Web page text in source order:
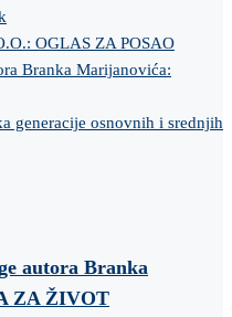
OGLAS ZA POSAO
Branka Marijanovića:
generacije osnovnih i srednjih
autora Branka
ZA ŽIVOT